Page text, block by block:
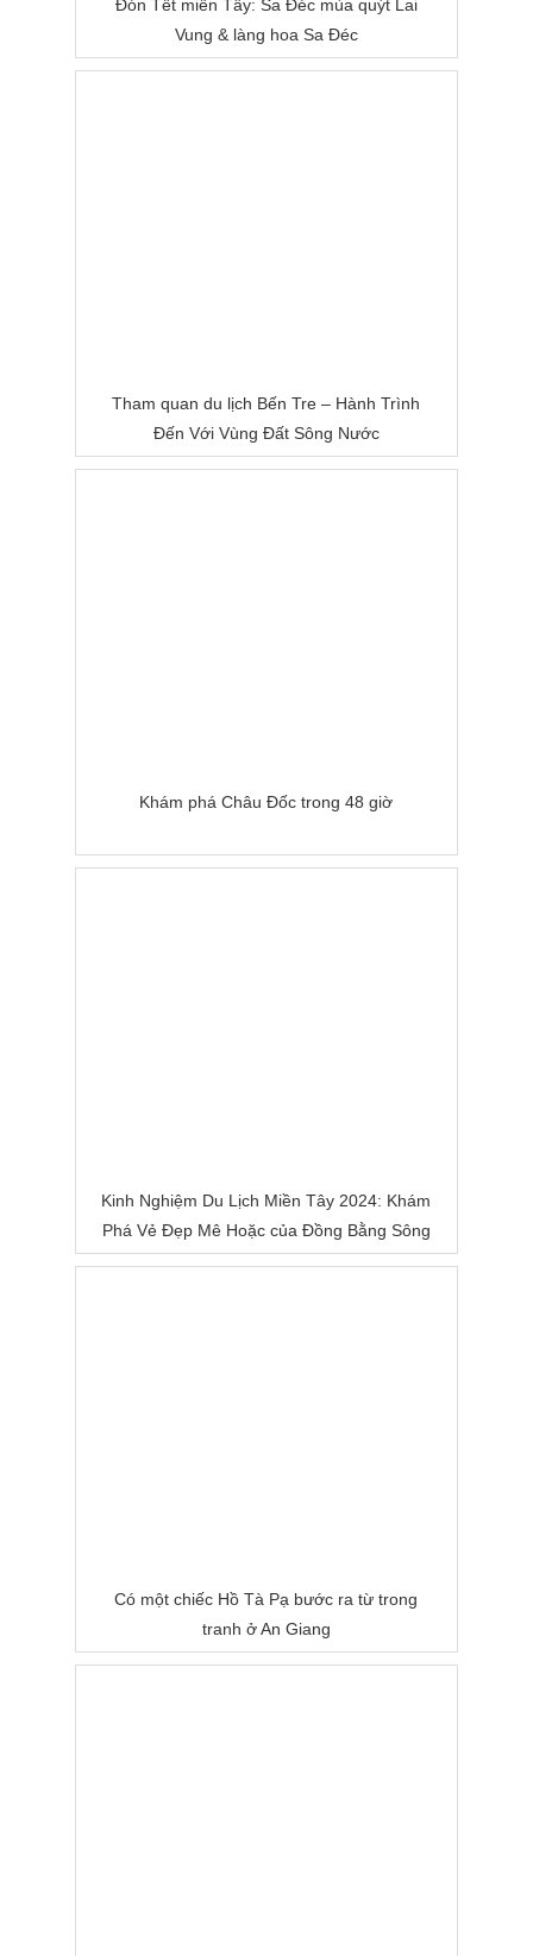
Đón Tết miền Tây: Sa Đéc mùa quýt Lai
Vung & làng hoa Sa Đéc
Tham quan du lịch Bến Tre – Hành Trình
Đến Với Vùng Đất Sông Nước
Khám phá Châu Đốc trong 48 giờ
Kinh Nghiệm Du Lịch Miền Tây 2024: Khám
Phá Vẻ Đẹp Mê Hoặc của Đồng Bằng Sông
Nước
Có một chiếc Hồ Tà Pạ bước ra từ trong
tranh ở An Giang